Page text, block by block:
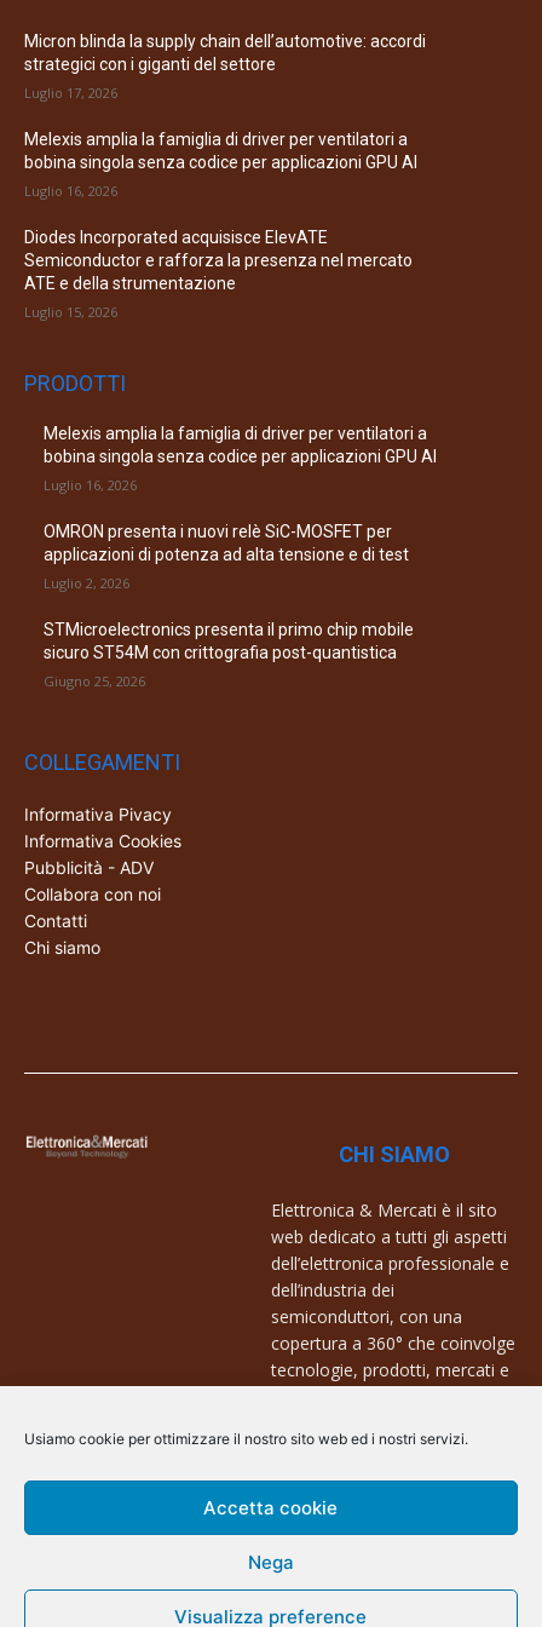
Usiamo cookie per ottimizzare il nostro sito web ed i nostri servizi.
Accetta cookie
Nega
Visualizza preference
Micron blinda la supply chain dell’automotive: accordi
strategici con i giganti del settore
Luglio 17, 2026
Melexis amplia la famiglia di driver per ventilatori a
bobina singola senza codice per applicazioni GPU AI
Luglio 16, 2026
Diodes Incorporated acquisisce ElevATE
Semiconductor e rafforza la presenza nel mercato
ATE e della strumentazione
Luglio 15, 2026
PRODOTTI
Melexis amplia la famiglia di driver per ventilatori a
bobina singola senza codice per applicazioni GPU AI
Luglio 16, 2026
OMRON presenta i nuovi relè SiC-MOSFET per
applicazioni di potenza ad alta tensione e di test
Luglio 2, 2026
STMicroelectronics presenta il primo chip mobile
sicuro ST54M con crittografia post-quantistica
Giugno 25, 2026
COLLEGAMENTI
Informativa Pivacy
Informativa Cookies
Pubblicità - ADV
Collabora con noi
Contatti
Chi siamo
CHI SIAMO
Elettronica & Mercati è il sito
web dedicato a tutti gli aspetti
dell’elettronica professionale e
dell’industria dei
semiconduttori, con una
copertura a 360° che coinvolge
tecnologie, prodotti, mercati e
Contatti:
info@arscommunication.it
@ArsCommunication 2023